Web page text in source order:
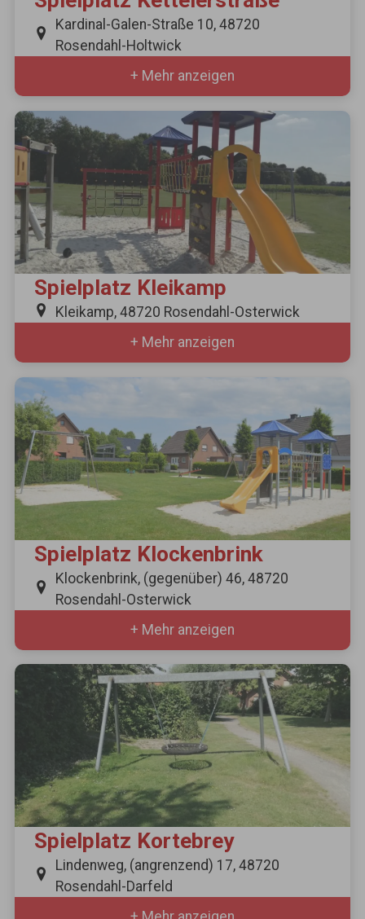
Kardinal-Galen-Straße 10, 48720
Rosendahl-Holtwick
+ Mehr anzeigen
Spielplatz Kleikamp
Kleikamp, 48720 Rosendahl-Osterwick
+ Mehr anzeigen
Spielplatz Klockenbrink
Klockenbrink, (gegenüber) 46, 48720
Rosendahl-Osterwick
+ Mehr anzeigen
Spielplatz Kortebrey
Lindenweg, (angrenzend) 17, 48720
Rosendahl-Darfeld